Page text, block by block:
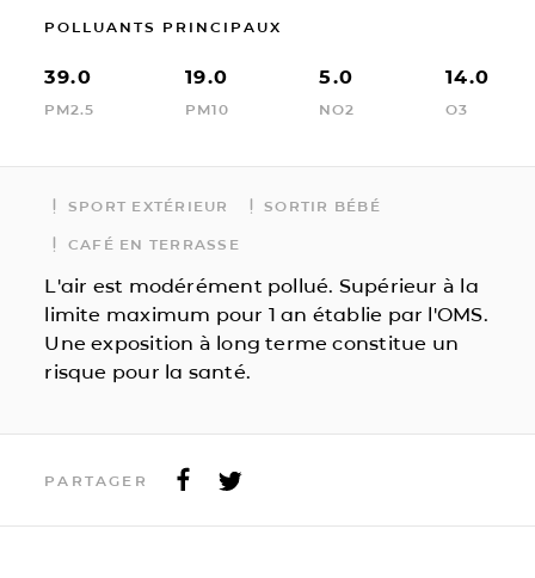
POLLUANTS PRINCIPAUX
39.0
PM2.5
19.0
PM10
5.0
NO2
14.0
O3
SPORT EXTÉRIEUR SORTIR BÉBÉ
CAFÉ EN TERRASSE
L'air est modérément pollué. Supérieur à la
limite maximum pour 1 an établie par l'OMS.
Une exposition à long terme constitue un
risque pour la santé.
PARTAGER